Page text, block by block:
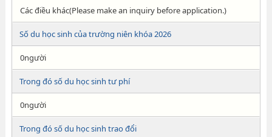
Các điều khác(Please make an inquiry before application.)
Số du học sinh của trường niên khóa 2026
0người
Trong đó số du học sinh tư phí
0người
Trong đó số du học sinh trao đổi